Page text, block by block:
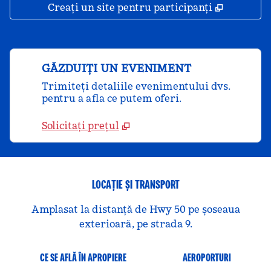
Creați un site pentru participanți ,
GĂZDUIȚI UN EVENIMENT
Trimiteți detaliile evenimentului dvs.
pentru a afla ce putem oferi.
Solicitați prețul
LOCAȚIE ȘI TRANSPORT
Amplasat la distanță de Hwy 50 pe șoseaua
exterioară, pe strada 9.
CE SE AFLĂ ÎN APROPIERE AEROPORTURI